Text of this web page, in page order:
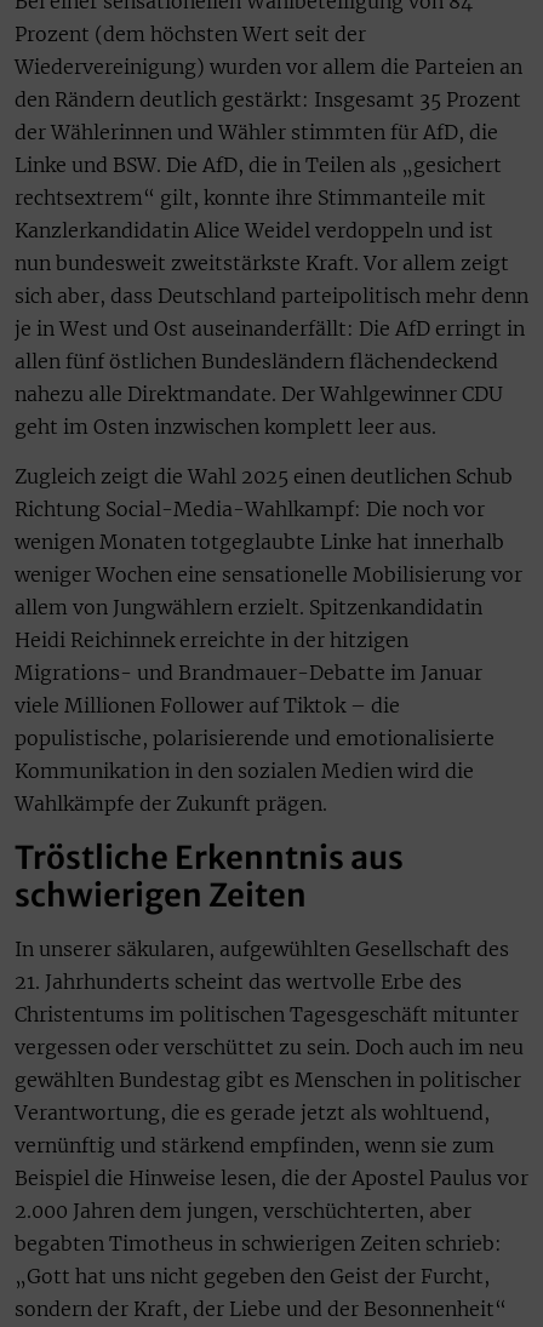
Prozent (dem höchsten Wert seit der
Wiedervereinigung) wurden vor allem die Parteien an
den Rändern deutlich gestärkt: Insgesamt 35 Prozent
der Wählerinnen und Wähler stimmten für AfD, die
Linke und BSW. Die AfD, die in Teilen als „gesichert
rechtsextrem“ gilt, konnte ihre Stimmanteile mit
Kanzlerkandidatin Alice Weidel verdoppeln und ist
nun bundesweit zweitstärkste Kraft. Vor allem zeigt
sich aber, dass Deutschland parteipolitisch mehr denn
je in West und Ost auseinanderfällt: Die AfD erringt in
allen fünf östlichen Bundesländern flächendeckend
nahezu alle Direktmandate. Der Wahlgewinner CDU
geht im Osten inzwischen komplett leer aus.
Zugleich zeigt die Wahl 2025 einen deutlichen Schub
Richtung Social-Media-Wahlkampf: Die noch vor
wenigen Monaten totgeglaubte Linke hat innerhalb
weniger Wochen eine sensationelle Mobilisierung vor
allem von Jungwählern erzielt. Spitzenkandidatin
Heidi Reichinnek erreichte in der hitzigen
Migrations- und Brandmauer-Debatte im Januar
viele Millionen Follower auf Tiktok – die
populistische, polarisierende und emotionalisierte
Kommunikation in den sozialen Medien wird die
Wahlkämpfe der Zukunft prägen.
Tröstliche Erkenntnis aus
schwierigen Zeiten
In unserer säkularen, aufgewühlten Gesellschaft des
21. Jahrhunderts scheint das wertvolle Erbe des
Christentums im politischen Tagesgeschäft mitunter
vergessen oder verschüttet zu sein. Doch auch im neu
gewählten Bundestag gibt es Menschen in politischer
Verantwortung, die es gerade jetzt als wohltuend,
vernünftig und stärkend empfinden, wenn sie zum
Beispiel die Hinweise lesen, die der Apostel Paulus vor
2.000 Jahren dem jungen, verschüchterten, aber
begabten Timotheus in schwierigen Zeiten schrieb:
„Gott hat uns nicht gegeben den Geist der Furcht,
sondern der Kraft, der Liebe und der Besonnenheit“